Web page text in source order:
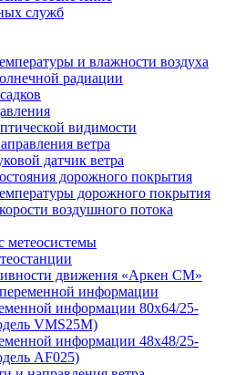
служб
и влажности воздуха
радиации
видимости
ветра
датчик ветра
дорожного покрытия
дорожного покрытия
воздушного потока
метеосистемы
движения «Аркен СМ»
информации
информации 80х64/25-
VMS25M)
информации 48х48/25-
АF025)